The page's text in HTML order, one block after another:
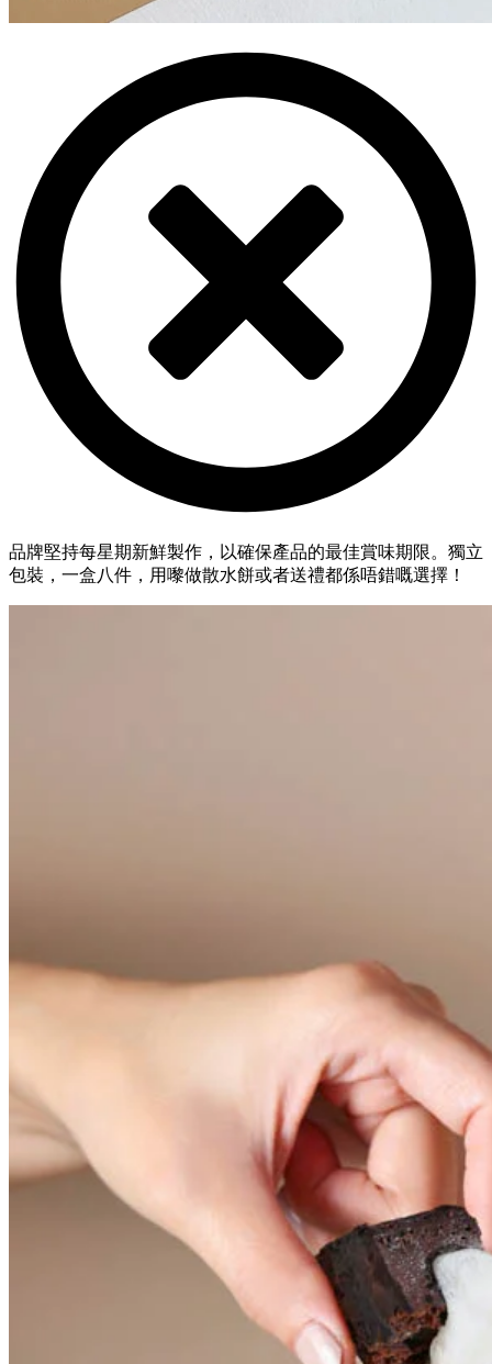
品牌堅持每星期新鮮製作，以確保產品的最佳賞味期限。獨立
包裝，一盒八件，用嚟做散水餅或者送禮都係唔錯嘅選擇！